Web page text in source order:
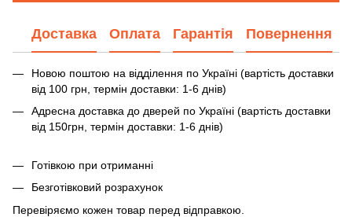
Доставка Оплата Гарантія Повернення
Новою поштою на відділення по Україні (вартість доставки
від 100 грн, термін доставки: 1-6 днів)
Адресна доставка до дверей по Україні (вартість доставки
від 150грн, термін доставки: 1-6 днів)
Готівкою при отриманні
Безготівковий розрахунок
Перевіряємо кожен товар перед відправкою.